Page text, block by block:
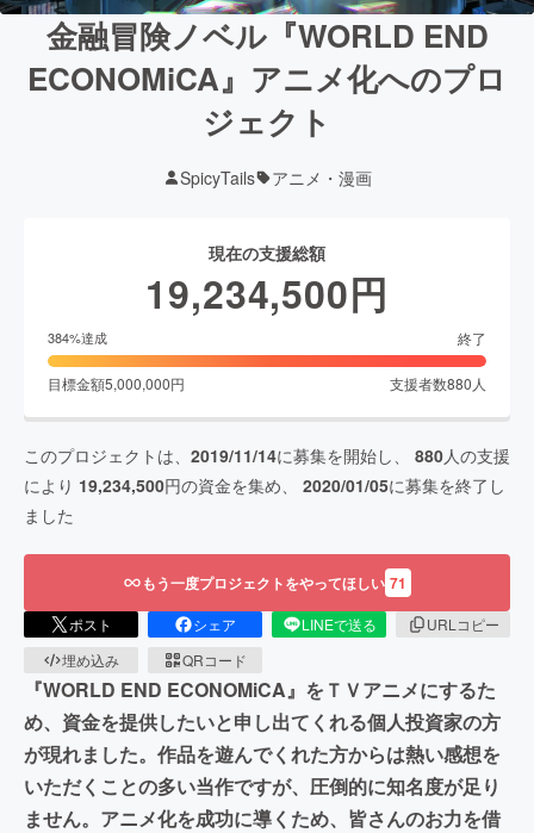
金融冒険ノベル『WORLD END
ECONOMiCA』アニメ化へのプロ
ジェクト
SpicyTails アニメ・漫画
現在の支援総額
19,234,500円
384%達成 終了
目標金額5,000,000円 支援者数880 人
このプロジェクトは、 2019/11/14に募集を開始し、 880人の支援
により 19,234,500円の資金を集め、 2020/01/05に募集を終了し
ました
もう一度プロジェクトをやってほしい 71
ポスト シェア LINEで送る
URLコピー
埋め込み
QRコード
『WORLD END ECONOMiCA』をＴＶアニメにするた
め、資金を提供したいと申し出てくれる個人投資家の方
が現れました。作品を遊んでくれた方からは熱い感想を
いただくことの多い当作ですが、圧倒的に知名度が足り
ません。アニメ化を成功に導くため、皆さんのお力を借